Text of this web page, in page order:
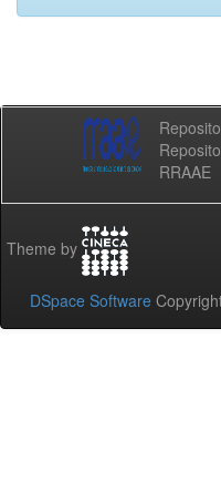
RRAAE
Theme by
DSpace Software